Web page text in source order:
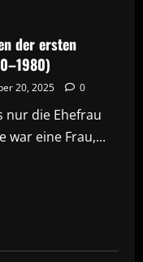
der ersten
20, 2025 0
nur die Ehefrau
war eine Frau,...